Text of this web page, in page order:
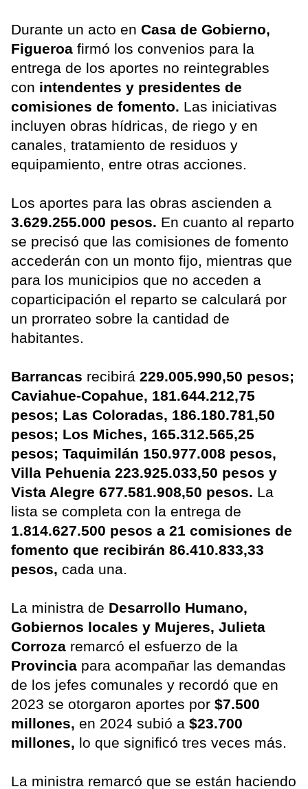
Durante un acto en Casa de Gobierno,
Figueroa firmó los convenios para la
entrega de los aportes no reintegrables
con intendentes y presidentes de
comisiones de fomento. Las iniciativas
incluyen obras hídricas, de riego y en
canales, tratamiento de residuos y
equipamiento, entre otras acciones.
Los aportes para las obras ascienden a
3.629.255.000 pesos. En cuanto al reparto
se precisó que las comisiones de fomento
accederán con un monto fijo, mientras que
para los municipios que no acceden a
coparticipación el reparto se calculará por
un prorrateo sobre la cantidad de
habitantes.
Barrancas recibirá 229.005.990,50 pesos;
Caviahue-Copahue, 181.644.212,75
pesos; Las Coloradas, 186.180.781,50
pesos; Los Miches, 165.312.565,25
pesos; Taquimilán 150.977.008 pesos,
Villa Pehuenia 223.925.033,50 pesos y
Vista Alegre 677.581.908,50 pesos. La
lista se completa con la entrega de
1.814.627.500 pesos a 21 comisiones de
fomento que recibirán 86.410.833,33
pesos, cada una.
La ministra de Desarrollo Humano,
Gobiernos locales y Mujeres, Julieta
Corroza remarcó el esfuerzo de la
Provincia para acompañar las demandas
de los jefes comunales y recordó que en
2023 se otorgaron aportes por $7.500
millones, en 2024 subió a $23.700
millones, lo que significó tres veces más.
La ministra remarcó que se están haciendo